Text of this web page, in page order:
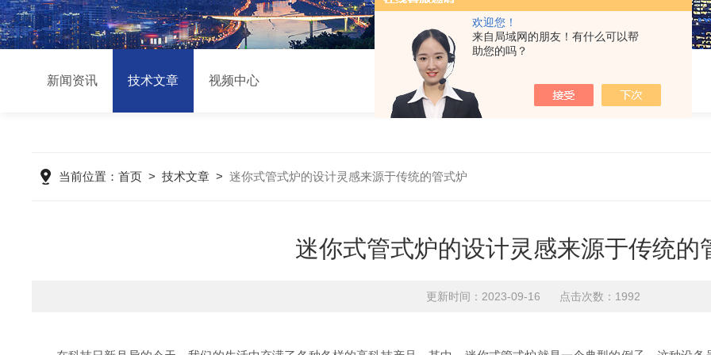
欢迎您！
来自局域网的朋友！有什么可以帮
助您的吗？
新闻资讯 技术文章 视频中心
当前位置：首页 >技术文章 >迷你式管式炉的设计灵感来源于传统的管式炉
迷你式管式炉的设计灵感来源于传统的
更新时间：2023-09-16 点击次数：1992